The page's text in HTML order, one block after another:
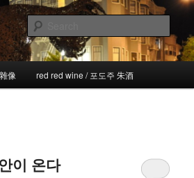
像 red red wine / 포도주 朱酒
이 온다